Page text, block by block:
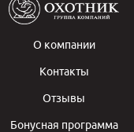
О компании
Контакты
Отзывы
Бонусная программа